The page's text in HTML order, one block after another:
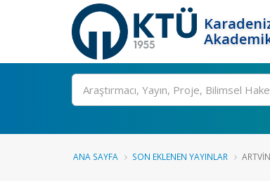
Ara
ANA SAYFA SON EKLENEN YAYINLAR